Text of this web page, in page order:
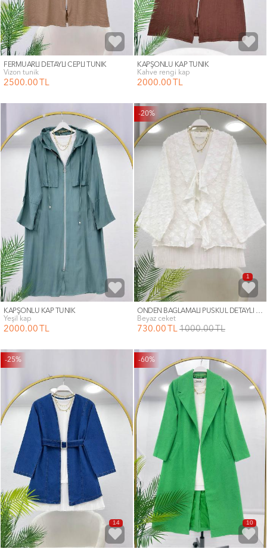
FERMUARLI DETAYLI CEPLİ TUNİK
vizon tunik
2500.00 TL
KAPŞONLU KAP TUNİK
kahve rengi kap
2000.00 TL
KAPŞONLU KAP TUNİK
yeşil kap
2000.00 TL
-20%
1
ÖNDEN BAĞLAMALI PÜSKÜL DETAYLI KİMONO
beyaz ceket
730.00 TL 1000.00TL
-25%
14
-60%
10